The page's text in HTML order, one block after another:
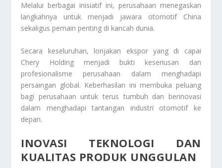
Melalui berbagai inisiatif ini, perusahaan menegaskan
langkahnya untuk menjadi jawara otomotif China
sekaligus pemain penting di kancah dunia.
Secara keseluruhan, lonjakan ekspor yang di capai
Chery Holding menjadi bukti keseriusan dan
profesionalisme perusahaan dalam menghadapi
persaingan global. Keberhasilan ini membuka peluang
bagi perusahaan untuk terus tumbuh dan berinovasi
dalam menghadapi tantangan industri otomotif ke
depan.
INOVASI TEKNOLOGI DAN
KUALITAS PRODUK UNGGULAN